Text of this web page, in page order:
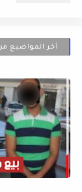
أخر المواضيع